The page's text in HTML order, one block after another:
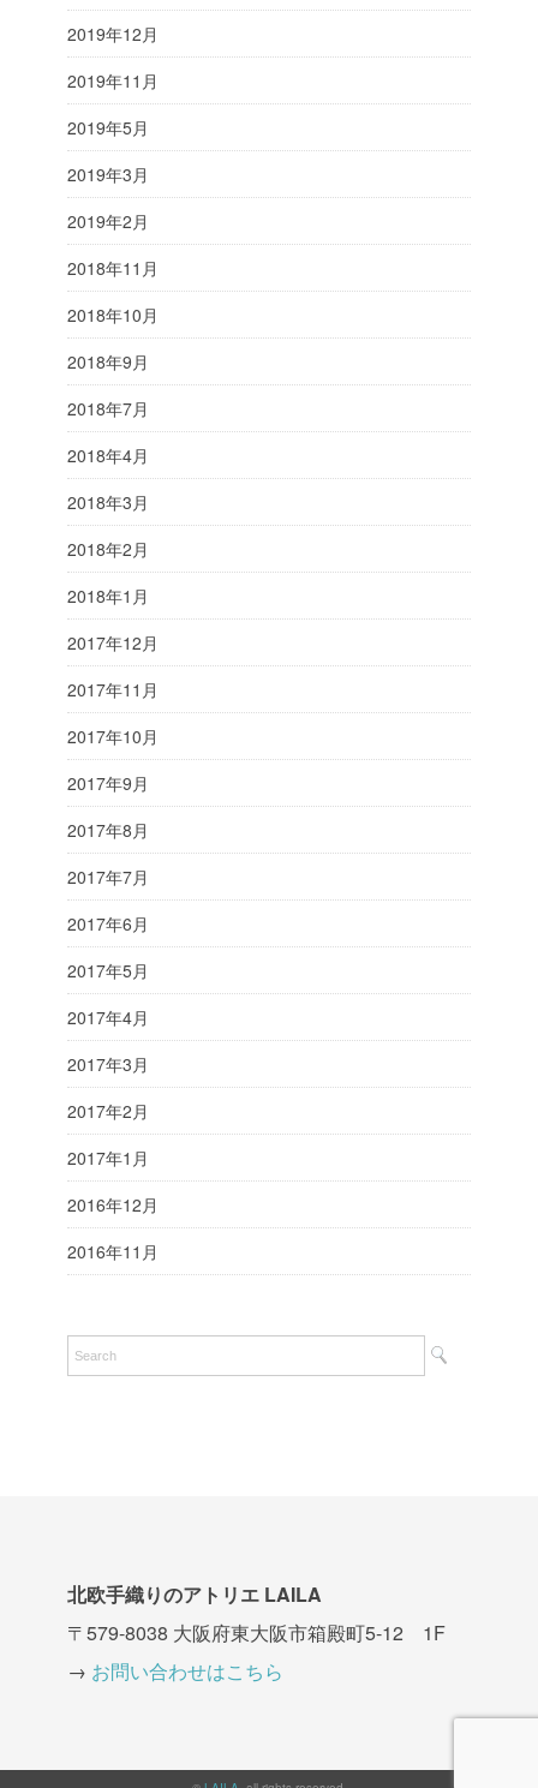
2019年12月
2019年11月
2019年5月
2019年3月
2019年2月
2018年11月
2018年10月
2018年9月
2018年7月
2018年4月
2018年3月
2018年2月
2018年1月
2017年12月
2017年11月
2017年10月
2017年9月
2017年8月
2017年7月
2017年6月
2017年5月
2017年4月
2017年3月
2017年2月
2017年1月
2016年12月
2016年11月
北欧手織りのアトリエ LAILA
〒579-8038 大阪府東大阪市箱殿町5-12 1F
→ お問い合わせはこちら